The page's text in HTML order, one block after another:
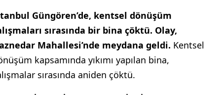
Güngören’de, kentsel dönüşüm
sırasında bir bina çöktü. Olay,
Mahallesi’nde meydana geldi. Kentsel
kapsamında yıkımı yapılan bina,
sırasında aniden çöktü.